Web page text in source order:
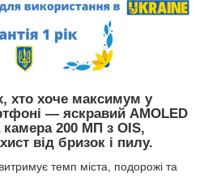
хто хоче максимум у
— яскравий AMOLED
200 МП з OIS,
від бризок і пилу.
темп міста, подорожі та